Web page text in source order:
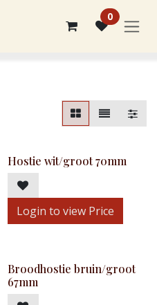
0
Hostie wit/groot 70mm
Login to view Price
Broodhostie bruin/groot
67mm